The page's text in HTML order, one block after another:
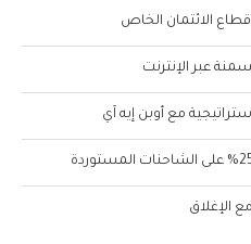
الائتمان الخاص
عبر الإنترنت